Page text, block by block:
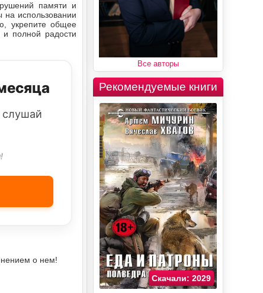
памяти и
использовании
укрепите общее
и полной радости
слушай
о нем!
Все авторы
Рекомендуемые книги
Скачали: 2029